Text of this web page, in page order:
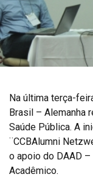
Na última terça-
Brasil – Alemanha
Saúde Pública. A
¨CCBAlumni
o apoio do DAAD
Acadêmico.